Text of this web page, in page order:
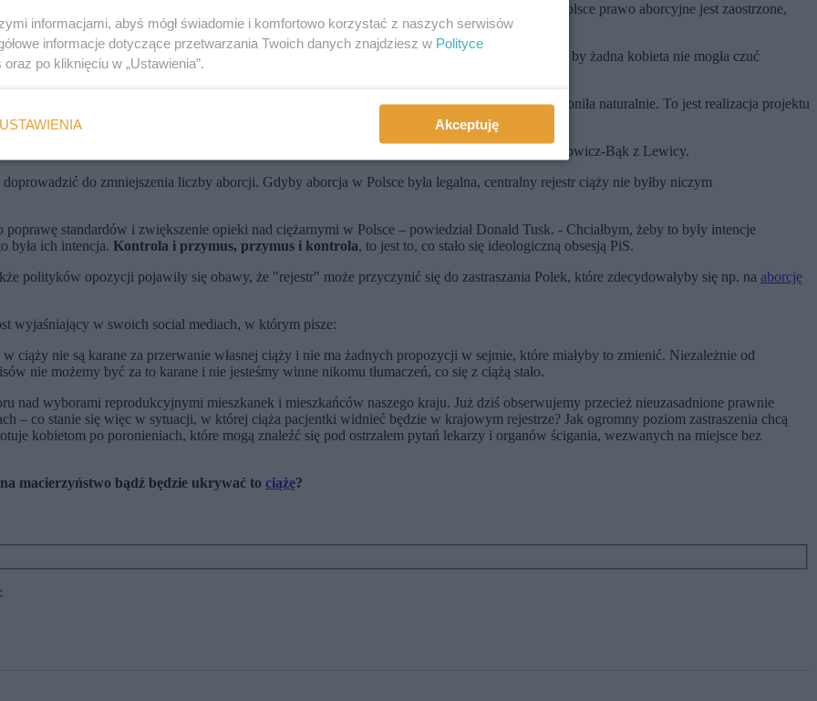
wielu kobiet,
". Z uwagi na to, że w Polsce prawo aborcyjne jest zaostrzone,
jakonarzędzie represji.
to wszystko dla bezpieczeństwa kobiet. Czyli jak zawsze będzie odwrotnie. Zaostrzy kontrolę, by żadna kobieta nie mogła czuć
Kidawa-Błońska.
nie poroniła, bo coś się stało i wyjechała za granicę. A jeżeli poroniła w Polsce, to czy poroniła naturalnie. To jest realizacja projektu
Brejza.
w każdej sytuacji. Powodów do strachu właśnie przybyło - napisała Agnieszka Dziemianowicz-Bąk z Lewicy.
do zmniejszenia liczby aborcji. Gdyby aborcja w Polsce była legalna, centralny rejestr ciąży nie byłby niczym
standardów i zwiększenie opieki nad ciężarnymi w Polsce – powiedział Donald Tusk. - Chciałbym, żeby to były intencje
była ich intencja. Kontrola i przymus, przymus i kontrola, to jest to, co stało się ideologiczną obsesją PiS.
polityków opozycji pojawiły się obawy, że "rejestr" może przyczynić się do zastraszania Polek, które zdecydowałyby się np. na aborcję
wyjaśniający w swoich social mediach, w którym pisze:
ciąży nie są karane za przerwanie własnej ciąży i nie ma żadnych propozycji w sejmie, które miałyby to zmienić. Niezależnie od
nie możemy być za to karane i nie jesteśmy winne nikomu tłumaczeń, co się z ciążą stało.
nad wyborami reprodukcyjnymi mieszkanek i mieszkańców naszego kraju. Już dziś obserwujemy przecież nieuzasadnione prawnie
– co stanie się więc w sytuacji, w której ciąża pacjentki widnieć będzie w krajowym rejestrze? Jak ogromny poziom zastraszenia chcą
kobietom po poronieniach, które mogą znaleźć się pod ostrzałem pytań lekarzy i organów ścigania, wezwanych na miejsce bez
macierzyństwo bądź będzie ukrywać to ciążę?
informacjami, abyś mógł świadomie i komfortowo korzystać z naszych serwisów
informacje dotyczące przetwarzania Twoich danych znajdziesz w Polityce
oraz po kliknięciu w „Ustawienia”.
USTAWIENIA Akceptuję